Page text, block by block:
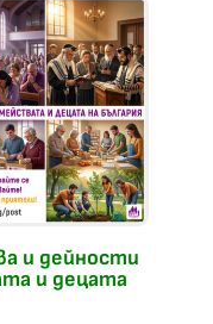
и дейности
и децата